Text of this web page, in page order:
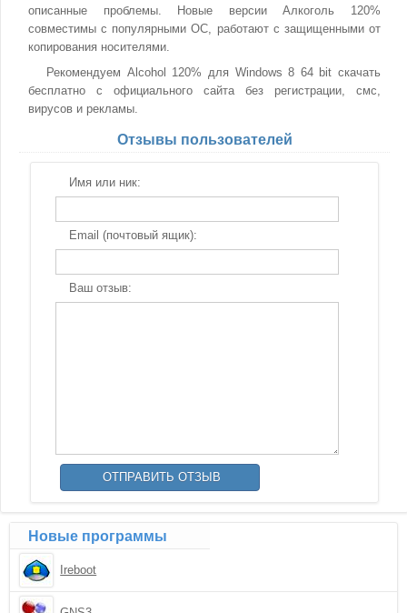
описанные проблемы. Новые версии Алкоголь 120%
совместимы с популярными ОС, работают с защищенными от
копирования носителями.
Рекомендуем Alcohol 120% для Windows 8 64 bit скачать
бесплатно с официального сайта без регистрации, смс,
вирусов и рекламы.
Отзывы пользователей
Имя или ник:
Email (почтовый ящик):
Ваш отзыв:
Новые программы
Ireboot